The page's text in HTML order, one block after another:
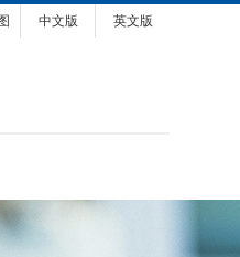
英文版
中文版